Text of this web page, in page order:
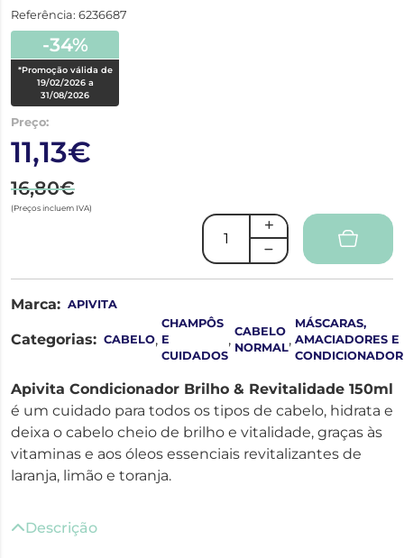
Referência: 6236687
-34%
*Promoção válida de
19/02/2026 a
31/08/2026
Preço:
11,13€
16,80€
(Preços incluem IVA)
Marca: APIVITA
Categorias: CABELO,
CHAMPÔS
E
CUIDADOS
, CABELO
NORMAL,
MÁSCARAS,
AMACIADORES E
Apivita Condicionador Brilho & Revitalidade 150ml
é um cuidado para todos os tipos de cabelo, hidrata e
deixa o cabelo cheio de brilho e vitalidade, graças às
vitaminas e aos óleos essenciais revitalizantes de
laranja, limão e toranja.
Descrição